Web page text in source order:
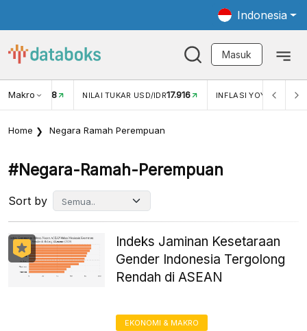
Indonesia
Masuk
Makro
USD/IDR 17.916 INFLASI YOY (JUL)2,88% INFLASI MOM (JUL)
Home Negara Ramah Perempuan
#negara-Ramah-Perempuan
Sort by
Indeks Jaminan Kesetaraan
Gender Indonesia Tergolong
Rendah di ASEAN
EKONOMI & MAKRO